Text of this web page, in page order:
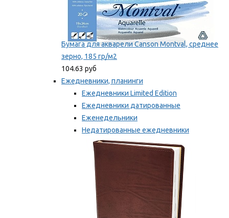
Бумага для акварели Canson Montval, среднее
зерно, 185 гр/м2
104.63 руб
Ежедневники, планинги
Ежедневники Limited Edition
Ежедневники датированные
Еженедельники
Недатированные ежедневники
Планинги
Мы рекомендуем